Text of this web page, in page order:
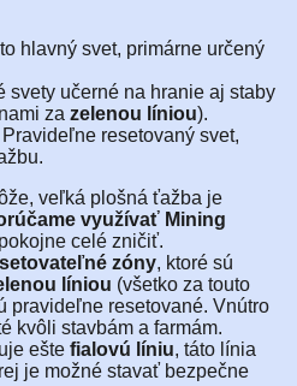
hlavný svet, primárne určený
svety učerné na hranie aj staby
za zelenou líniou).
Pravideľne resetovaný svet,
veľká plošná ťažba je
využívať Mining
celé zničiť.
zóny, ktoré sú
líniou (všetko za touto
pravideľne resetované. Vnútro
kvôli stavbám a farmám.
ešte fialovú líniu, táto línia
je možné stavať bezpečne